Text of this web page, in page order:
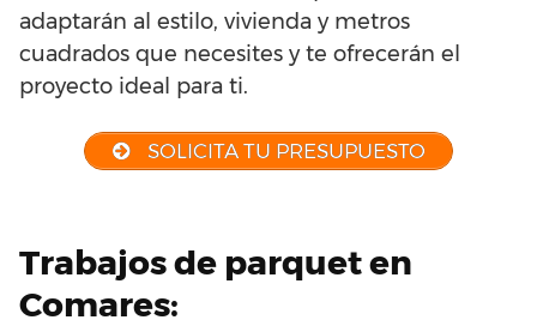
adaptarán al estilo, vivienda y metros
cuadrados que necesites y te ofrecerán el
proyecto ideal para ti.
SOLICITA TU PRESUPUESTO
Trabajos de parquet en
Comares: